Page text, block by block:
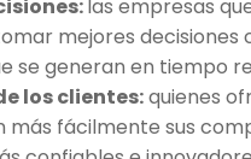
las empresas
mejores
se generan en tiempo
los clientes:quienes
más fácilmente sus